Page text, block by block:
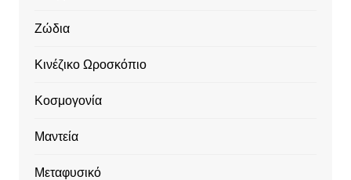
Ζώδια
Κινέζικο Ωροσκόπιο
Κοσμογονία
Μαντεία
Μεταφυσικό